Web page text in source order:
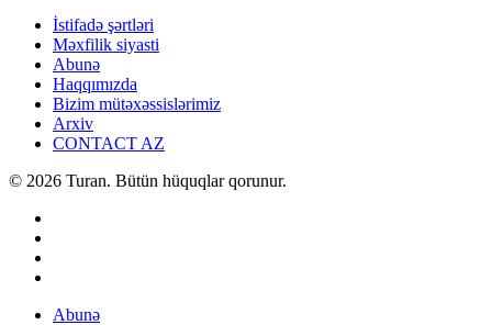
İstifadə şərtləri
Məxfilik siyasti
Abunə
Haqqımızda
Bizim mütəxəssislərimiz
Arxiv
CONTACT AZ
© 2026 Turan. Bütün hüquqlar qorunur.
Abunə